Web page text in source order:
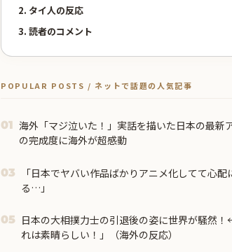
2. タイ人の反応
3. 読者のコメント
POPULAR POSTS / ネットで話題の人気記事
01 海外「マジ泣いた！」実話を描いた日本の最新
の完成度に海外が超感動
03
「日本でヤバい作品ばかりアニメ化してて心配
る…」
05 日本の大相撲力士の引退後の姿に世界が騒然
れは素晴らしい！」（海外の反応）